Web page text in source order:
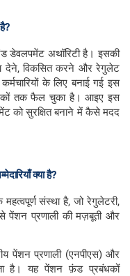
है?
डेवलपमेंट अथॉरिटी है। इसकी
देने, विकसित करने और रेगुलेट
के लिए बनाई गई इस
तक फैल चुका है। आइए इस
को सुरक्षित बनाने में कैसे मदद
क्याहै?
संस्था है, जो रेगुलेटरी,
पेंशन प्रणाली की मज़बूती और
पेंशन प्रणाली (एनपीएस) और
है। यह पेंशन फ़ंड प्रबंधकों